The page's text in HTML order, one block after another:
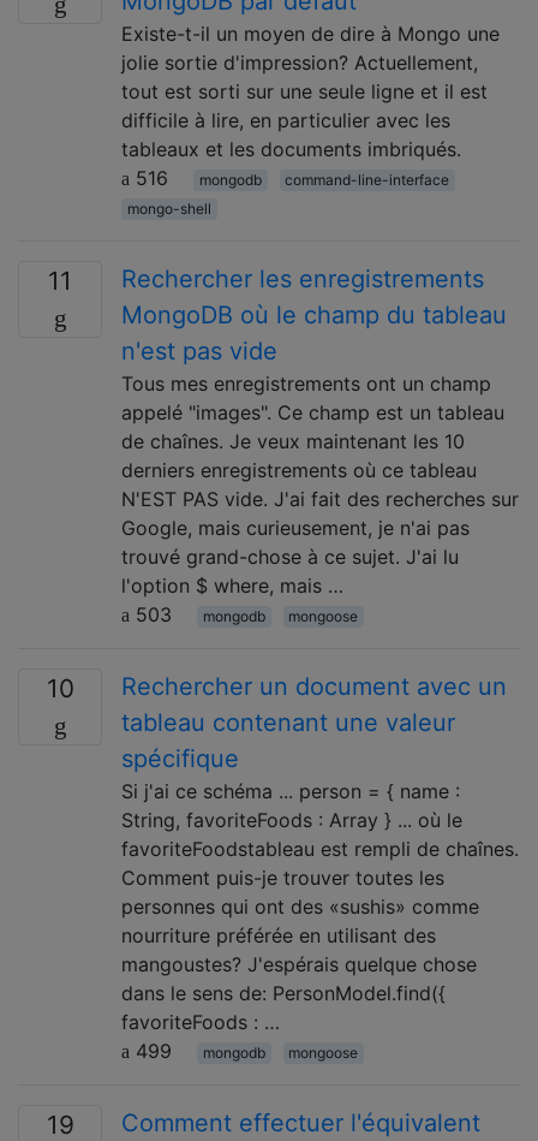
Existe-t-il un moyen de dire à Mongo une
jolie sortie d'impression? Actuellement,
tout est sorti sur une seule ligne et il est
difficile à lire, en particulier avec les
tableaux et les documents imbriqués.
516
mongodb
command-line-interface
mongo-shell
11
Rechercher les enregistrements
MongoDB où le champ du tableau
n'est pas vide
Tous mes enregistrements ont un champ
appelé "images". Ce champ est un tableau
de chaînes. Je veux maintenant les 10
derniers enregistrements où ce tableau
N'EST PAS vide. J'ai fait des recherches sur
Google, mais curieusement, je n'ai pas
trouvé grand-chose à ce sujet. J'ai lu
l'option $ where, mais …
503
mongodb mongoose
10
Rechercher un document avec un
tableau contenant une valeur
spécifique
Si j'ai ce schéma ... person = { name :
String, favoriteFoods : Array } ... où le
favoriteFoodstableau est rempli de chaînes.
Comment puis-je trouver toutes les
personnes qui ont des «sushis» comme
nourriture préférée en utilisant des
mangoustes? J'espérais quelque chose
dans le sens de: PersonModel.find({
favoriteFoods : …
499
mongodb mongoose
19
Comment effectuer l'équivalent